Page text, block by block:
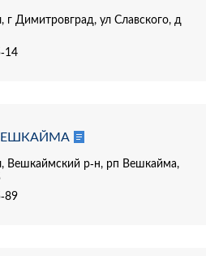
г Димитровград, ул Славского, д
14
Вешкаймский р-н, рп Вешкайма,
89